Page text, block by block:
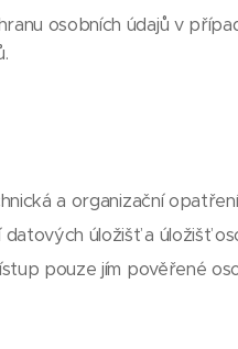
osobních údajů v
a organizační
úložišť a úložišť
pouze jím pověřené